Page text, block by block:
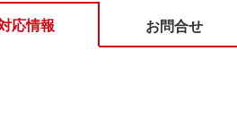
応情報 お問合せ